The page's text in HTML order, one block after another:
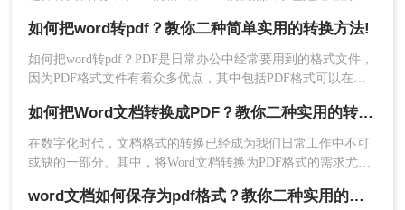
作呢？word转pdf很简单的，接下来一起看看word如何转换pdf
格式吧。
如何把word转pdf？教你二种简单实用的转换方法!
如何把word转pdf？PDF是日常办公中经常要用到的格式文件，
因为PDF格式文件有着众多优点，其中包括PDF格式可以在多
适性好，而且PDF文件格式更为正式，传输起来也比较方便，
下面小编将为你分享二种word转pdf的操作方法，有此需求的小
伙伴不妨过来看看!
如何把Word文档转换成PDF？教你二种实用的转PDF方法！
在数字化时代，文档格式的转换已经成为我们日常工作中不可
或缺的一部分。其中，将Word文档转换为PDF格式的需求尤为
性等特点。本文将详细介绍如何把Word文档转换成PDF，帮助
word文档如何保存为pdf格式？教你二种实用的转PDF方法！